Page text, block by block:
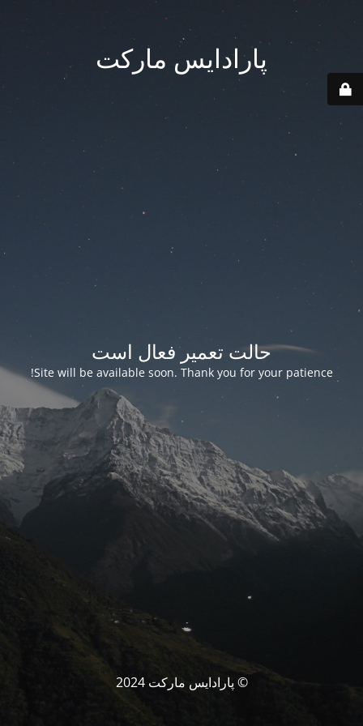
پارادایس مارکت
حالت تعمیر فعال است
Site will be available soon. Thank you for your patience!
© پارادایس مارکت 2024